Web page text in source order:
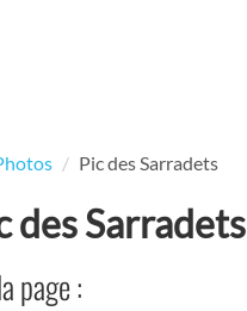
Pic des Sarradets
des Sarradets
page :